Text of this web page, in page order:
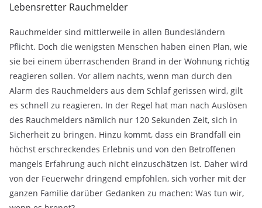
Lebensretter Rauchmelder
Rauchmelder sind mittlerweile in allen Bundesländern
Pflicht. Doch die wenigsten Menschen haben einen Plan, wie
sie bei einem überraschenden Brand in der Wohnung richtig
reagieren sollen. Vor allem nachts, wenn man durch den
Alarm des Rauchmelders aus dem Schlaf gerissen wird, gilt
es schnell zu reagieren. In der Regel hat man nach Auslösen
des Rauchmelders nämlich nur 120 Sekunden Zeit, sich in
Sicherheit zu bringen. Hinzu kommt, dass ein Brandfall ein
höchst erschreckendes Erlebnis und von den Betroffenen
mangels Erfahrung auch nicht einzuschätzen ist. Daher wird
von der Feuerwehr dringend empfohlen, sich vorher mit der
ganzen Familie darüber Gedanken zu machen: Was tun wir,